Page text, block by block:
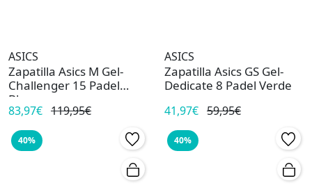
ASICS
Zapatilla Asics M Gel-
Challenger 15 Padel
Blanco
83,97€ 119,95€
ASICS
Zapatilla Asics GS Gel-
Dedicate 8 Padel Verde
41,97€ 59,95€
40% 40%